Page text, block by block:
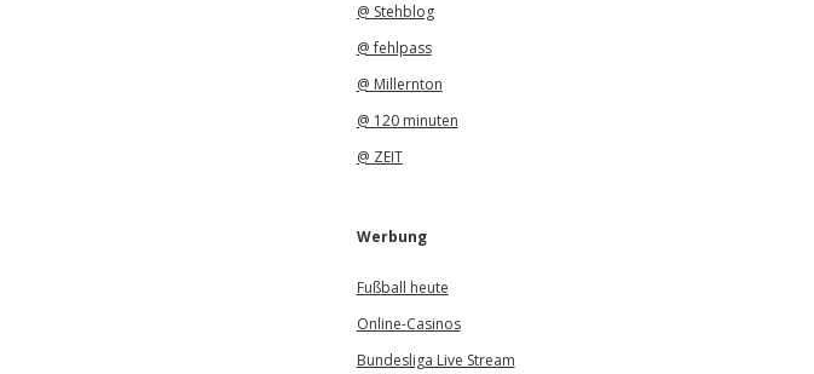
@ Stehblog
@ fehlpass
@ Millernton
@ 120 minuten
@ ZEIT
Werbung
Fußball heute
Online-Casinos
Bundesliga Live Stream